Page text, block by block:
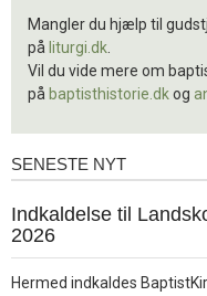
Mangler du hjælp til
på liturgi.dk
Vil du vide mere om
på baptisthistorie.dkog
Seneste
SENESTE NYT
jul.
Indkaldelse til
2026
Hermed indkaldes